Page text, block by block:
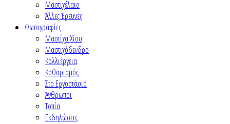
Μαστιχέλαιο
Άλλες Έρευνες
Φωτογραφίες
Μαστίχα Χίου
Μαστιχόδενδρο
Καλλιέργεια
Καθαρισμός
Στο Εργοστάσιο
Άνθρωποι
Τοπία
Εκδηλώσεις